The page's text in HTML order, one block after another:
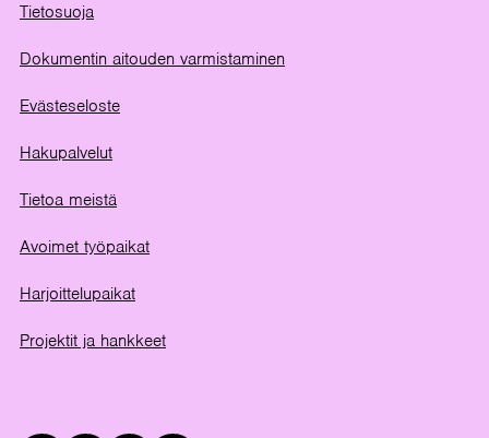
Tietosuoja
Dokumentin aitouden varmistaminen
Evästeseloste
Hakupalvelut
Tietoa meistä
Avoimet työpaikat
Harjoittelupaikat
Projektit ja hankkeet